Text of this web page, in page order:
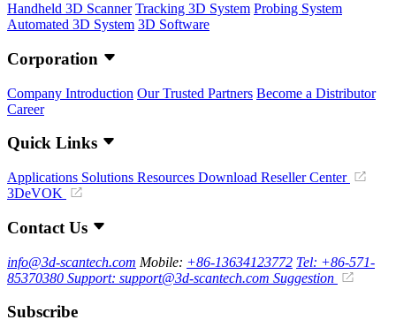
Handheld 3D Scanner Tracking 3D System Probing System
Automated 3D System 3D Software
Corporation
Company Introduction Our Trusted Partners Become a Distributor
Career
Quick Links
Applications Solutions Resources Download Reseller Center
3DeVOK
Contact Us
info@3d-scantech.com Mobile: +86-13634123772 Tel: +86-571-
85370380 Support: support@3d-scantech.com Suggestion
Subscribe